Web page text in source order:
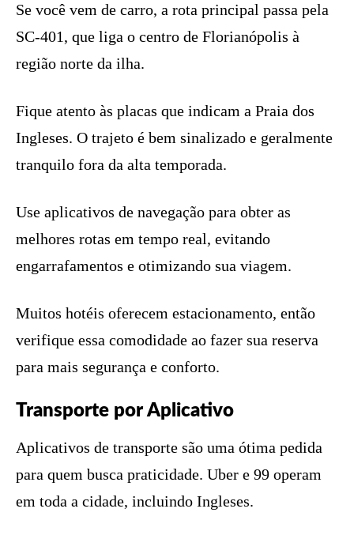
Se você vem de carro, a rota principal passa pela
SC-401, que liga o centro de Florianópolis à
região norte da ilha.
Fique atento às placas que indicam a Praia dos
Ingleses. O trajeto é bem sinalizado e geralmente
tranquilo fora da alta temporada.
Use aplicativos de navegação para obter as
melhores rotas em tempo real, evitando
engarrafamentos e otimizando sua viagem.
Muitos hotéis oferecem estacionamento, então
verifique essa comodidade ao fazer sua reserva
para mais segurança e conforto.
Transporte por Aplicativo
Aplicativos de transporte são uma ótima pedida
para quem busca praticidade. Uber e 99 operam
em toda a cidade, incluindo Ingleses.